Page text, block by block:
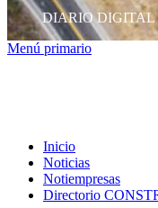
DIARIO DIGITAL
Menú primario
Inicio
Noticias
Notiempresas
Directorio